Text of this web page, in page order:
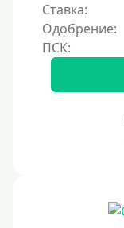
4000 руб
5000 руб
7000 руб
Ставка:
Одобрение: